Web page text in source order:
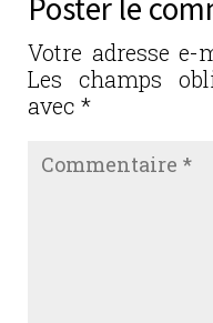
Poster le
Votre adresse e-
Les champs
avec *